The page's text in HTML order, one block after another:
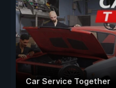
Car Service Together